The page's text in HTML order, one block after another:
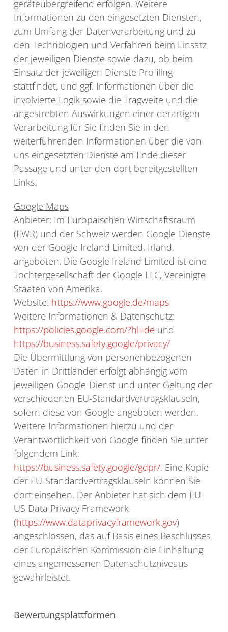
geräteübergreifend erfolgen. Weitere
Informationen zu den eingesetzten Diensten,
zum Umfang der Datenverarbeitung und zu
den Technologien und Verfahren beim Einsatz
der jeweiligen Dienste sowie dazu, ob beim
Einsatz der jeweiligen Dienste Profiling
stattfindet, und ggf. Informationen über die
involvierte Logik sowie die Tragweite und die
angestrebten Auswirkungen einer derartigen
Verarbeitung für Sie finden Sie in den
weiterführenden Informationen über die von
uns eingesetzten Dienste am Ende dieser
Passage und unter den dort bereitgestellten
Links.
Google Maps
Anbieter: Im Europäischen Wirtschaftsraum
(EWR) und der Schweiz werden Google-Dienste
von der Google Ireland Limited, Irland,
angeboten. Die Google Ireland Limited ist eine
Tochtergesellschaft der Google LLC, Vereinigte
Staaten von Amerika.
Website: https://www.google.de/maps
Weitere Informationen & Datenschutz:
https://policies.google.com/?hl=de und
https://business.safety.google/privacy/
Die Übermittlung von personenbezogenen
Daten in Drittländer erfolgt abhängig vom
jeweiligen Google-Dienst und unter Geltung der
verschiedenen EU-Standardvertragsklauseln,
sofern diese von Google angeboten werden.
Weitere Informationen hierzu und der
Verantwortlichkeit von Google finden Sie unter
folgendem Link:
https://business.safety.google/gdpr/. Eine Kopie
der EU-Standardvertragsklauseln können Sie
dort einsehen. Der Anbieter hat sich dem EU-
US Data Privacy Framework
(https://www.dataprivacyframework.gov)
angeschlossen, das auf Basis eines Beschlusses
der Europäischen Kommission die Einhaltung
eines angemessenen Datenschutzniveaus
gewährleistet.
Bewertungsplattformen